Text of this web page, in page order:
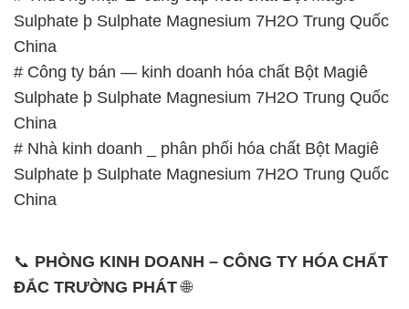
China
# Nhà kinh doanh _ phân phối hóa chất Bột Magiê
Sulphate þ Sulphate Magnesium 7H2O Trung Quốc
China
📞PHÒNG KINH DOANH – CÔNG TY HÓA CHẤT
ĐẮC TRƯỜNG PHÁT🌐
🌐 Website: https://hoachatdetnhuom.com/
– 0933.920.505 – 028.3504.5555